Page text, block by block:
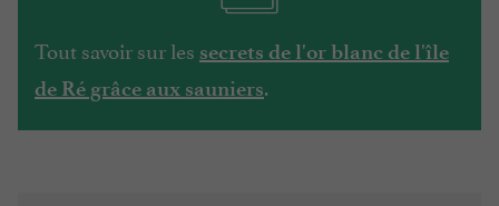
Tout savoir sur les secrets de l'or blanc de l'île
de Ré grâce aux sauniers.